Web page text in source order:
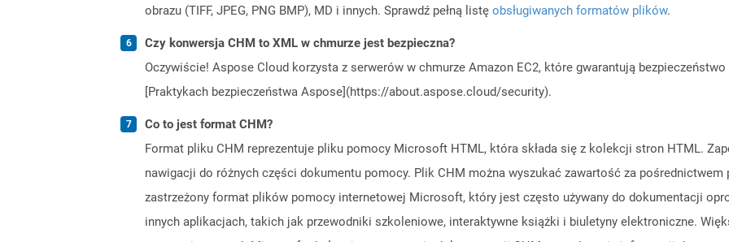
obrazu (TIFF, JPEG, PNG BMP), MD i innych. Sprawdź pełną listę obsługiwanych formatów plików.
Czy konwersja CHM to XML w chmurze jest bezpieczna?
Oczywiście! Aspose Cloud korzysta z serwerów w chmurze Amazon EC2, które gwarantują
[Praktykach bezpieczeństwa Aspose](https://about.aspose.cloud/security).
Co to jest format CHM?
Format pliku CHM reprezentuje pliku pomocy Microsoft HTML, która składa się z kolekcji stron HTML.
nawigacji do różnych części dokumentu pomocy. Plik CHM można wyszukać zawartość za
zastrzeżony format plików pomocy internetowej Microsoft, który jest często używany do dokumentacji
innych aplikacjach, takich jak przewodniki szkoleniowe, interaktywne książki i biuletyny elektroniczne.